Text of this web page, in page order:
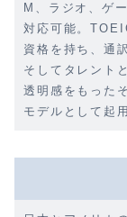
M、ラジオ、ゲ
対応可能。
資格を持ち、通
そしてタレント
透明感をもった
モデルとして起